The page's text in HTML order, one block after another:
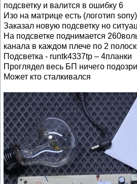
подсветку и валится в ошибку 6
Изо на матрице есть (логотип sony)
Заказал новую подсветку но
На подсветке поднимается
канала в каждом плече по 2
Подсветка - runtk4337tp – 4планки
Проглядел весь БП ничего
Может кто сталкивался